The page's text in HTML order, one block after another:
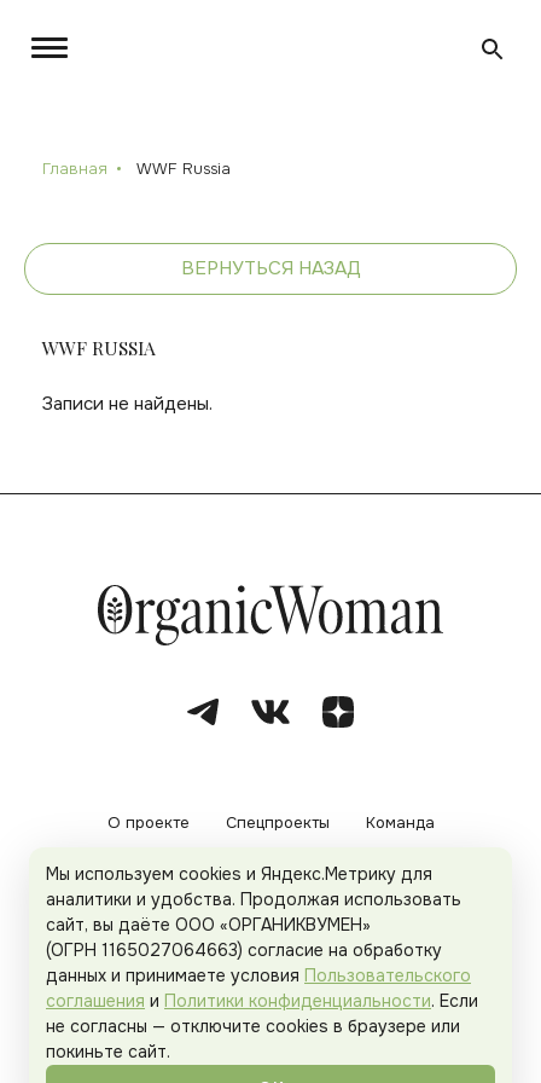
Главная WWF Russia
ВЕРНУТЬСЯ НАЗАД
WWF RUSSIA
Записи не найдены.
О проекте Спецпроекты Команда
Рекламодателям Политика конфиденциальности
Пользовательское соглашение
Organicwoman.ru . Все права защищены.
Мы используем cookies и Яндекс.Метрику для
аналитики и удобства. Продолжая использовать
сайт, вы даёте ООО «ОРГАНИКВУМЕН»
(ОГРН 1165027064663) согласие на обработку
данных и принимаете условия Пользовательского
соглашения и Политики конфиденциальности. Если
не согласны — отключите cookies в браузере или
покиньте сайт.